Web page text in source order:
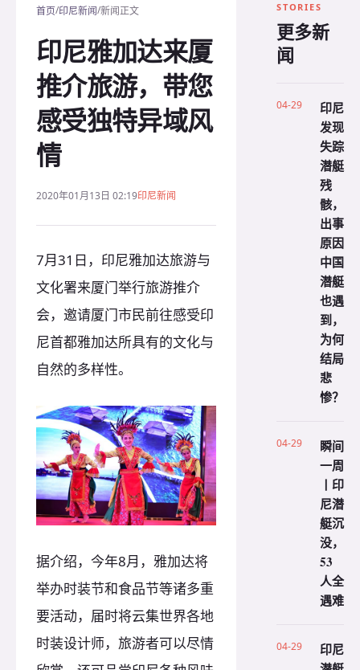
首页/印尼新闻/新闻正文
印尼雅加达来厦
推介旅游，带您
感受独特异域风
情
2020年01月13日 02:19印尼新闻
7月31日，印尼雅加达旅游与
文化署来厦门举行旅游推介
会，邀请厦门市民前往感受印
尼首都雅加达所具有的文化与
自然的多样性。
据介绍，今年8月，雅加达将
举办时装节和食品节等诸多重
要活动，届时将云集世界各地
时装设计师，旅游者可以尽情
STORIES
更多新
闻
04-29
印尼
发现
失踪
潜艇
残
骸，
出事
原因
中国
潜艇
也遇
到，
为何
结局
悲
惨？
04-29
瞬间
一周
丨印
尼潜
艇沉
没，
53
人全
遇难
04-29
印尼